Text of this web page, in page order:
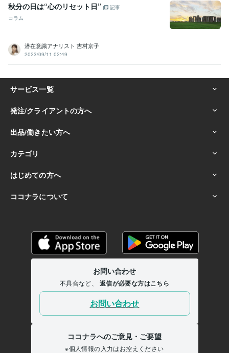
秋分の日は“心のリセット日”
記事
コラム
潜在意識アナリスト 吉村京子
2023/09/11 02:49